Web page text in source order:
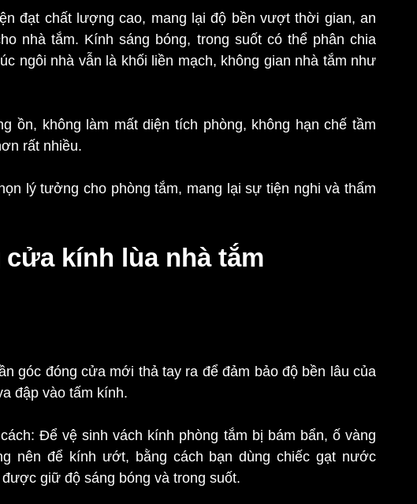
đạt chất lượng cao, mang lại độ bền vượt thời gian, an
nhà tắm. Kính sáng bóng, trong suốt có thể phân chia
ngôi nhà vẫn là khối liền mạch, không gian nhà tắm như
ồn, không làm mất diện tích phòng, không hạn chế tầm
rất nhiều.
lý tưởng cho phòng tắm, mang lại sự tiện nghi và thẩm
kính lùa nhà tắm
góc đóng cửa mới thả tay ra để đảm bảo độ bền lâu của
đập vào tấm kính.
Để vệ sinh vách kính phòng tắm bị bám bẩn, ố vàng
nên để kính ướt, bằng cách bạn dùng chiếc gạt nước
giữ độ sáng bóng và trong suốt.